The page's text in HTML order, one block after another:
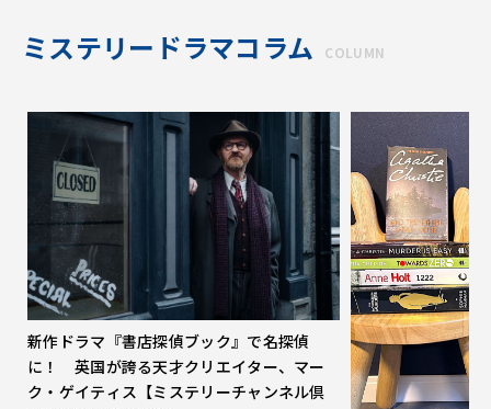
ミステリードラマコラム COLUMN
新作ドラマ『書店探偵ブック』で名探偵
に！ 英国が誇る天才クリエイター、マー
ク・ゲイティス【ミステリーチャンネル倶